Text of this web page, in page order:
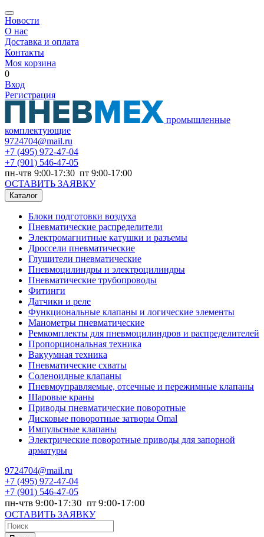
Новости
О нас
Доставка и оплата
Контакты
Моя корзина
0
Вход
Регистрация
промышленные
комплектующие
9724704@mail.ru
+7 (495) 972-47-04
+7 (901) 546-47-05
пн-чтв 9:00-17:30 пт 9:00-17:00
ОСТАВИТЬ ЗАЯВКУ
Каталог
Блоки подготовки воздуха
Пневматические распределители
Электромагнитные катушки и разъемы
Дроссели пневматические
Глушители пневматические
Пневмоцилиндры и электроцилиндры
Пневматические трубопроводы
Фитинги
Датчики и реле
Функциональные клапаны и логические элементы
Манометры пневматические
Ремкомплекты для пневмоцилиндров и распределителей
Пропорциональная техника
Вакуумная техника
Пневматические схваты
Соленоидные клапаны
Пневмоуправляемые, отсечные и пережимные клапаны
Шаровые краны
Приводы пневматические поворотные
Дисковые поворотные затворы Omal
Импульсные клапаны
Электрические поворотные приводы для запорной
арматуры
9724704@mail.ru
+7 (495) 972-47-04
+7 (901) 546-47-05
пн-чтв 9:00-17:30 пт 9:00-17:00
ОСТАВИТЬ ЗАЯВКУ